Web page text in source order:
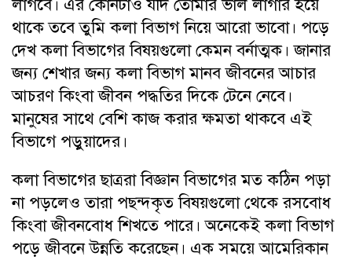
লাগবে। এর কোনটাও যদি তোমার ভাল লাগার হয়ে
থাকে তবে তুমি কলা বিভাগ নিয়ে আরো ভাবো। পড়ে
দেখ কলা বিভাগের বিষয়গুলো কেমন বর্নাত্মক। জানার
জন্য শেখার জন্য কলা বিভাগ মানব জীবনের আচার
আচরণ কিংবা জীবন পদ্ধতির দিকে টেনে নেবে।
মানুষের সাথে বেশি কাজ করার ক্ষমতা থাকবে এই
বিভাগে পড়ুয়াদের।
কলা বিভাগের ছাত্ররা বিজ্ঞান বিভাগের মত কঠিন পড়া
না পড়লেও তারা পছন্দকৃত বিষয়গুলো থেকে রসবোধ
কিংবা জীবনবোধ শিখতে পারে। অনেকেই কলা বিভাগ
পড়ে জীবনে উন্নতি করেছেন। এক সময়ে আমেরিকান